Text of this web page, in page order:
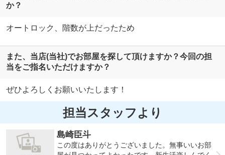
か？
オートロック、階数が上だったため
また、当店(当社)でお部屋を探して頂けますか？今回の担
当をご指名いただけますか？
ぜひよろしくお願いいたします！
担当スタッフより
島崎臣斗
この度はありがとうございました。無事いいお部